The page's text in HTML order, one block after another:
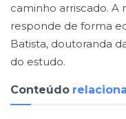
caminho arriscado. A
responde de forma
Batista, doutoranda
do estudo.
Conteúdo